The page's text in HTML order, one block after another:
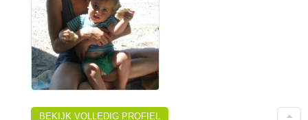
BEKIJK VOLLEDIG PROFIEL